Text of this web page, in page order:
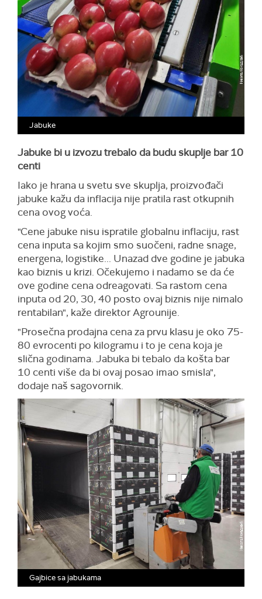
Jabuke
Jabuke bi u izvozu trebalo da budu skuplje bar 10
centi
Iako je hrana u svetu sve skuplja, proizvođači
jabuke kažu da inflacija nije pratila rast otkupnih
cena ovog voća.
"Cene jabuke nisu ispratile globalnu inflaciju, rast
cena inputa sa kojim smo suočeni, radne snage,
energena, logistike... Unazad dve godine je jabuka
kao biznis u krizi. Očekujemo i nadamo se da će
ove godine cena odreagovati. Sa rastom cena
inputa od 20, 30, 40 posto ovaj biznis nije nimalo
rentabilan", kaže direktor Agrounije.
"Prosečna prodajna cena za prvu klasu je oko 75-
80 evrocenti po kilogramu i to je cena koja je
slična godinama. Jabuka bi tebalo da košta bar
10 centi više da bi ovaj posao imao smisla",
dodaje naš sagovornik.
Gajbice sa jabukama